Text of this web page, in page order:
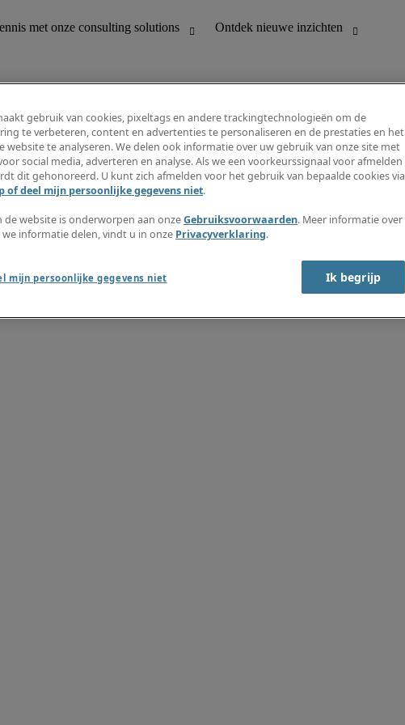
support
Ontdek nieuwe inzichten
Jobomschrijvingen
Salarisgids
Timesheets
Maak een jobalert aan
Informatiecentrum
gebruik van cookies, pixeltags en andere trackingtechnologieën om de
te verbeteren, content en advertenties te personaliseren en de prestaties en het
website te analyseren. We delen ook informatie over uw gebruik van onze site met
social media, adverteren en analyse. Als we een voorkeurssignaal voor afmelden
dit gehonoreerd. U kunt zich afmelden voor het gebruik van bepaalde cookies via
of deel mijn persoonlijke gegevens niet.
de website is onderworpen aan onzeGebruiksvoorwaarden. Meer informatie over
informatie delen, vindt u in onze Privacyverklaring.
mijn persoonlijke gegevens niet Ik begrijp